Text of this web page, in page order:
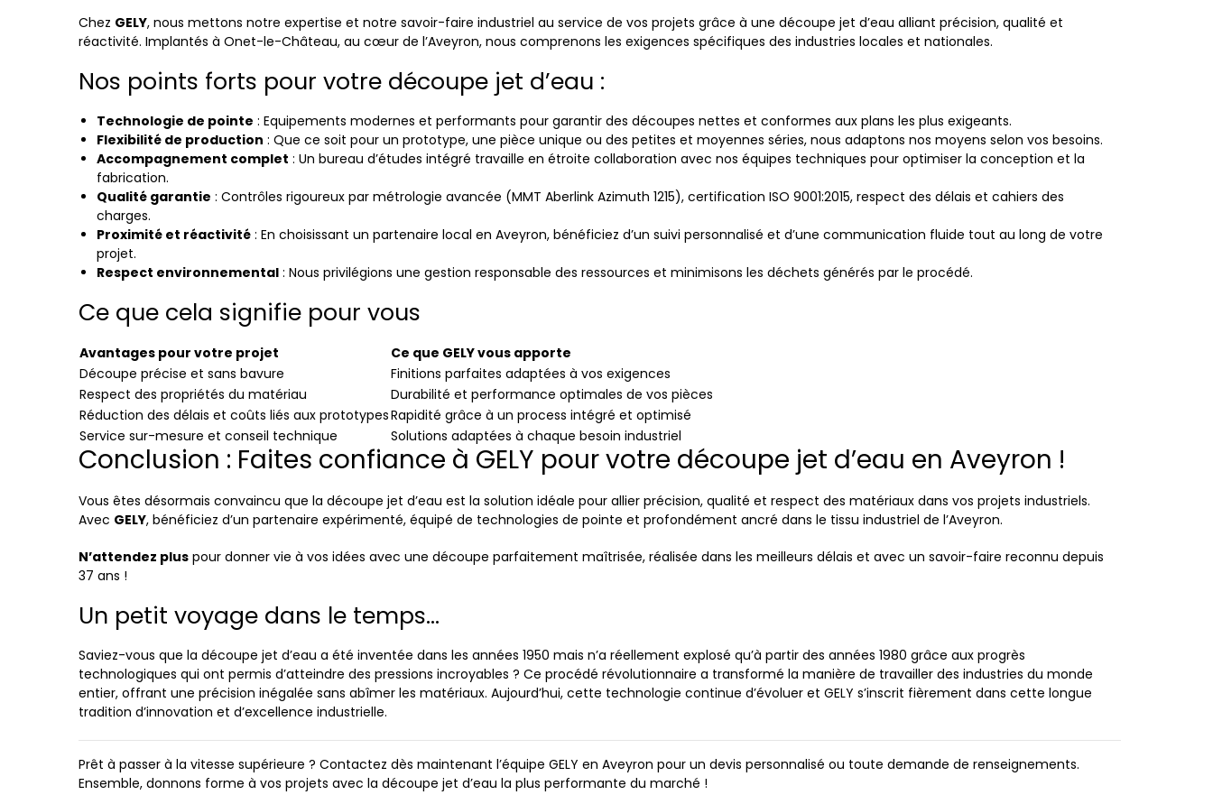
Chez GELY, nous mettons notre expertise et notre savoir-faire industriel au service de vos projets grâce à une découpe jet d’eau alliant précision, qualité et
réactivité. Implantés à Onet-le-Château, au cœur de l’Aveyron, nous comprenons les exigences spécifiques des industries locales et nationales.
Nos points forts pour votre découpe jet d’eau :
Technologie de pointe : Equipements modernes et performants pour garantir des découpes nettes et conformes aux plans les plus exigeants.
Flexibilité de production : Que ce soit pour un prototype, une pièce unique ou des petites et moyennes séries, nous adaptons nos moyens selon vos besoins.
Accompagnement complet : Un bureau d’études intégré travaille en étroite collaboration avec nos équipes techniques pour optimiser la conception et la
fabrication.
Qualité garantie : Contrôles rigoureux par métrologie avancée (MMT Aberlink Azimuth 1215), certification ISO 9001:2015, respect des délais et cahiers des
charges.
Proximité et réactivité : En choisissant un partenaire local en Aveyron, bénéficiez d’un suivi personnalisé et d’une communication fluide tout au long de votre
projet.
Respect environnemental : Nous privilégions une gestion responsable des ressources et minimisons les déchets générés par le procédé.
Ce que cela signifie pour vous
Avantages pour votre projet
Ce que GELY vous apporte
Découpe précise et sans bavure
Finitions parfaites adaptées à vos exigences
Respect des propriétés du matériau
Durabilité et performance optimales de vos pièces
Réduction des délais et coûts liés aux prototypesRapidité grâce à un process intégré et optimisé
Service sur-mesure et conseil technique
Solutions adaptées à chaque besoin industriel
Conclusion : Faites confiance à GELY pour votre découpe jet d’eau en Aveyron !
Vous êtes désormais convaincu que la découpe jet d’eau est la solution idéale pour allier précision, qualité et respect des matériaux dans vos projets industriels.
Avec GELY, bénéficiez d’un partenaire expérimenté, équipé de technologies de pointe et profondément ancré dans le tissu industriel de l’Aveyron.
N’attendez plus pour donner vie à vos idées avec une découpe parfaitement maîtrisée, réalisée dans les meilleurs délais et avec un savoir-faire reconnu depuis
37 ans !
Un petit voyage dans le temps…
Saviez-vous que la découpe jet d’eau a été inventée dans les années 1950 mais n’a réellement explosé qu’à partir des années 1980 grâce aux progrès
technologiques qui ont permis d’atteindre des pressions incroyables ? Ce procédé révolutionnaire a transformé la manière de travailler des industries du monde
entier, offrant une précision inégalée sans abîmer les matériaux. Aujourd’hui, cette technologie continue d’évoluer et GELY s’inscrit fièrement dans cette longue
tradition d’innovation et d’excellence industrielle.
Prêt à passer à la vitesse supérieure ? Contactez dès maintenant l’équipe GELY en Aveyron pour un devis personnalisé ou toute demande de renseignements.
Ensemble, donnons forme à vos projets avec la découpe jet d’eau la plus performante du marché !